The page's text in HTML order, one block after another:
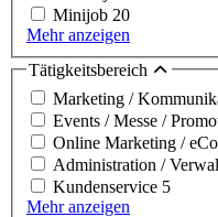
Minijob 20
Mehr anzeigen
Tätigkeitsbereich
Marketing /
Events / Messe /
Online Marketing /
Administration /
Kundenservice 5
Mehr anzeigen